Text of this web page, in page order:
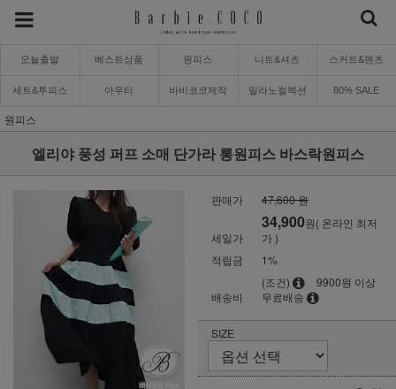
오늘출발 베스트상품 원피스 니트&셔츠 스커트&팬츠
세트&투피스 아우터 바비코코제작 밀라노컬렉션 80% SALE
원피스
엘리야 풍성 퍼프 소매 단가라 롱원피스 바스락원피스
판매가 47,600 원
세일가
34,900원( 온라인 최저
가 )
적립금
1%
배송비
(조건)
9900원 이상
무료배송
SIZE